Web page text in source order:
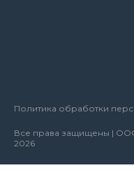
Все права защищены |
2026
Политика обработки